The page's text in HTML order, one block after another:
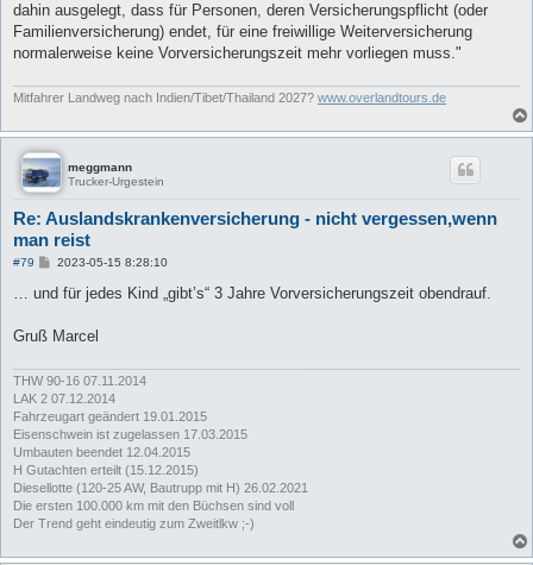
dahin ausgelegt, dass für Personen, deren Versicherungspflicht (oder
Familienversicherung) endet, für eine freiwillige Weiterversicherung
normalerweise keine Vorversicherungszeit mehr vorliegen muss."
Mitfahrer Landweg nach Indien/Tibet/Thailand 2027? www.overlandtours.de
meggmann
Trucker-Urgestein
Re: Auslandskrankenversicherung - nicht vergessen,wenn
man reist
#79
B
i
a
2023-05-15 8:28:10
… und für jedes Kind „gibt’s“ 3 Jahre Vorversicherungszeit obendrauf.
Gruß Marcel
THW 90-16 07.11.2014
LAK 2 07.12.2014
Fahrzeugart geändert 19.01.2015
Eisenschwein ist zugelassen 17.03.2015
Umbauten beendet 12.04.2015
H Gutachten erteilt (15.12.2015)
Diesellotte (120-25 AW, Bautrupp mit H) 26.02.2021
Die ersten 100.000 km mit den Büchsen sind voll
Der Trend geht eindeutig zum Zweitlkw ;-)